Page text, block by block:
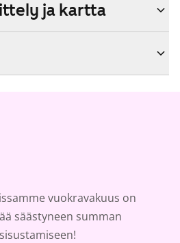
ja kartta
vuokravakuus on
säästyneen summan